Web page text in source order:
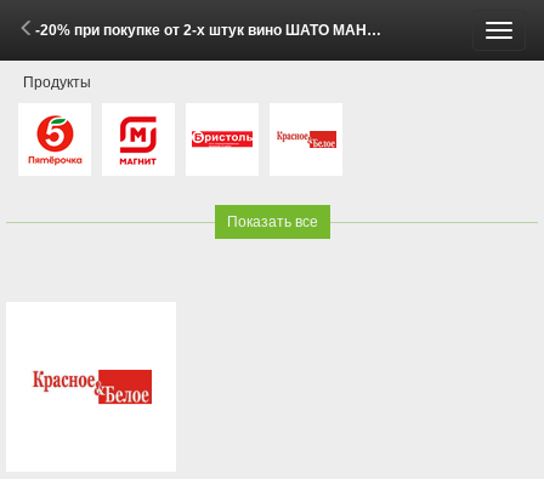
-20% при покупке от 2-х штук вино ШАТО МАНАВИ в ассортименте 0.75л (27 Мая - 8 Июня 2026)
Продукты
Показать все